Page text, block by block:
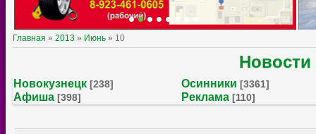
Главная » 2013 » Июнь » 10
Новости
Новокузнецк [238] Осинники [3361]
Афиша [398] Реклама [110]